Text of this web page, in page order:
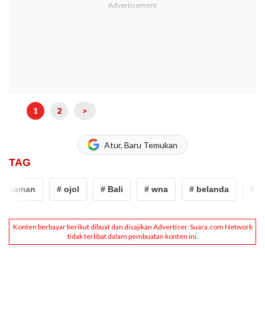
1 2 >
Atur, Baru Temukan
TAG
# ojol # Bali # wna # belanda #